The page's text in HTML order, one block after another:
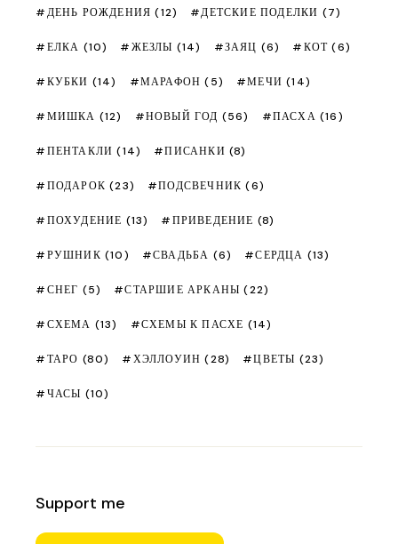
ДЕНЬ РОЖДЕНИЯ (12) ДЕТСКИЕ ПОДЕЛКИ (7)
ЕЛКА (10) ЖЕЗЛЫ (14) ЗАЯЦ (6) КОТ (6)
КУБКИ (14) МАРАФОН (5) МЕЧИ (14)
МИШКА (12) НОВЫЙ ГОД (56) ПАСХА (16)
ПЕНТАКЛИ (14) ПИСАНКИ (8)
ПОДАРОК (23) ПОДСВЕЧНИК (6)
ПОХУДЕНИЕ (13) ПРИВЕДЕНИЕ (8)
РУШНИК (10) СВАДЬБА (6) СЕРДЦА (13)
СНЕГ (5) СТАРШИЕ АРКАНЫ (22)
СХЕМА (13) СХЕМЫ К ПАСХЕ (14)
ТАРО (80) ХЭЛЛОУИН (28) ЦВЕТЫ (23)
ЧАСЫ (10)
Support me